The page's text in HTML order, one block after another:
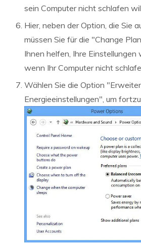
sein Computer nicht schlafen
Hier, neben der Option, die Sie
müssen Sie für die "Change
Ihnen helfen, Ihre Einstellungen
wenn Ihr Computer nicht
Wählen Sie die Option
Energieeinstellungen", um